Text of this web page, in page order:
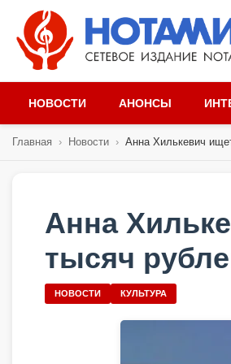
НОВОСТИ АНОНСЫ
Главная › Новости › Анна Хилькевич
Анна
тысяч
НОВОСТИ КУЛЬТУРА